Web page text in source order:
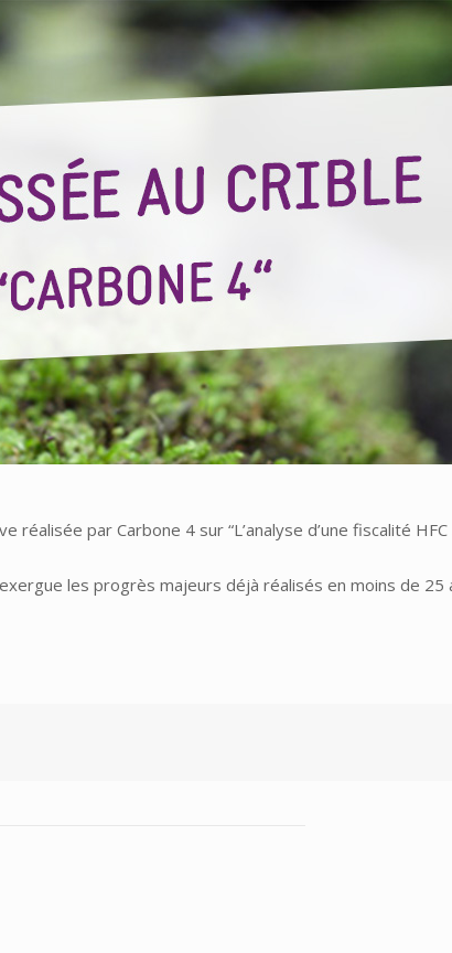
par Carbone 4 sur “L’analyse d’une fiscalité
les progrès majeurs déjà réalisés en moins de 25